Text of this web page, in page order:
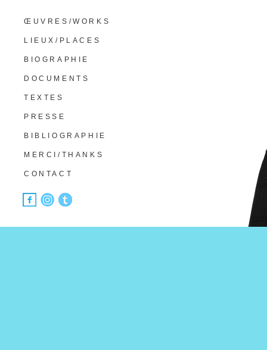
ŒUVRES/WORKS
LIEUX/PLACES
BIOGRAPHIE
DOCUMENTS
TEXTES
PRESSE
BIBLIOGRAPHIE
MERCI/THANKS
CONTACT